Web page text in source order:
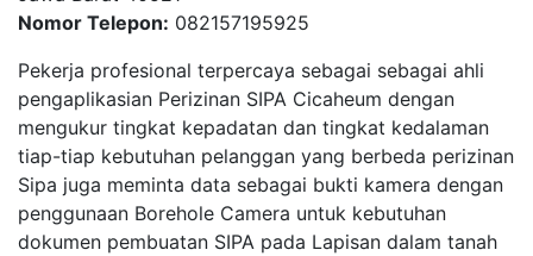
Nomor Telepon: 082157195925
Pekerja profesional terpercaya sebagai sebagai ahli
pengaplikasian Perizinan SIPA Cicaheum dengan
mengukur tingkat kepadatan dan tingkat kedalaman
tiap-tiap kebutuhan pelanggan yang berbeda perizinan
Sipa juga meminta data sebagai bukti kamera dengan
penggunaan Borehole Camera untuk kebutuhan
dokumen pembuatan SIPA pada Lapisan dalam tanah